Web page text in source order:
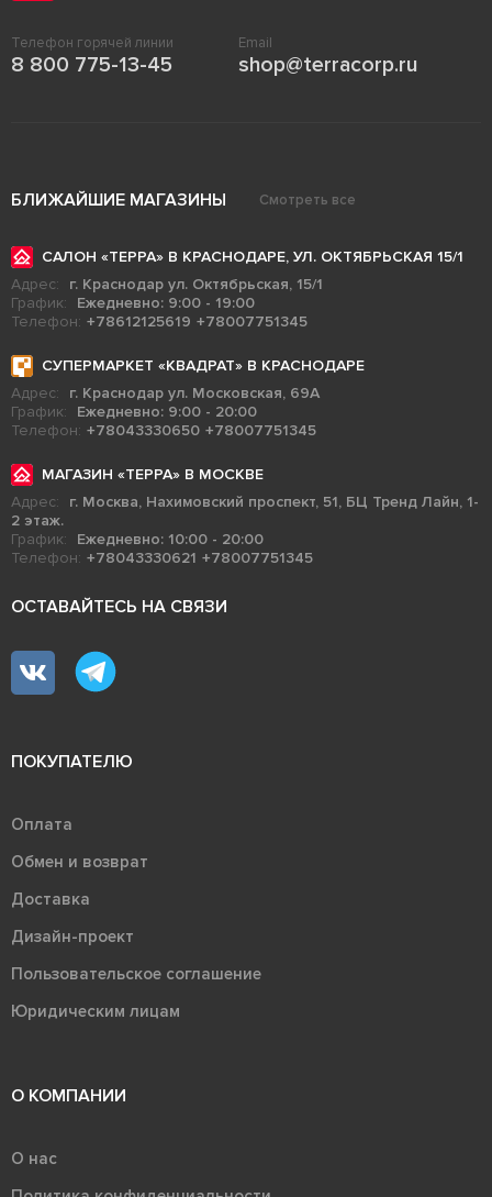
Телефон горячей линии
8 800 775-13-45
Email
shop@terracorp.ru
БЛИЖАЙШИЕ МАГАЗИНЫ Смотреть все
САЛОН «ТЕРРА» В КРАСНОДАРЕ, УЛ. ОКТЯБРЬСКАЯ 15/1
Адрес:
г. Краснодар ул. Октябрьская, 15/1
График:
Ежедневно: 9:00 - 19:00
Телефон: +78612125619 +78007751345
СУПЕРМАРКЕТ «КВАДРАТ» В КРАСНОДАРЕ
Адрес:
г. Краснодар ул. Московская, 69А
График:
Ежедневно: 9:00 - 20:00
Телефон: +78043330650 +78007751345
МАГАЗИН «ТЕРРА» В МОСКВЕ
Адрес:
г. Москва, Нахимовский проспект, 51, БЦ Тренд Лайн, 1-
2 этаж.
График:
Ежедневно: 10:00 - 20:00
Телефон: +78043330621 +78007751345
ОСТАВАЙТЕСЬ НА СВЯЗИ
ПОКУПАТЕЛЮ
Оплата
Обмен и возврат
Доставка
Дизайн-проект
Пользовательское соглашение
Юридическим лицам
О КОМПАНИИ
О нас